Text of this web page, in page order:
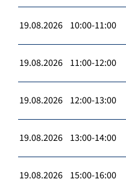
19.08.2026 10:00-11:00
19.08.2026 11:00-12:00
19.08.2026 12:00-13:00
19.08.2026 13:00-14:00
19.08.2026 15:00-16:00